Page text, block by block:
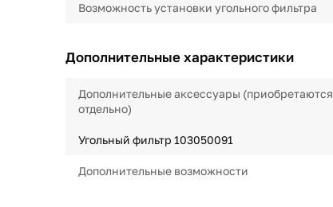
Возможность установки угольного фильтра
Дополнительные характеристики
Дополнительные аксессуары (приобретаются
отдельно)
Угольный фильтр 103050091
Дополнительные возможности